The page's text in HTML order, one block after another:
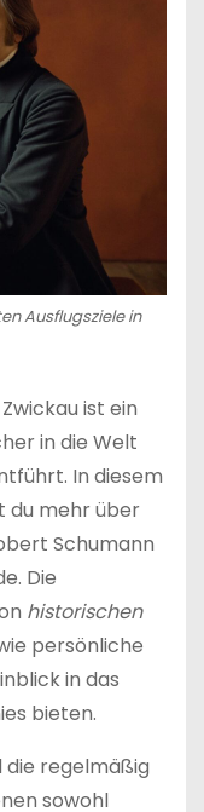
Ausflugsziele in
ist ein
in die Welt
In diesem
du mehr über
Schumann
Die
historischen
persönliche
in das
bieten.
die regelmäßig
sowohl